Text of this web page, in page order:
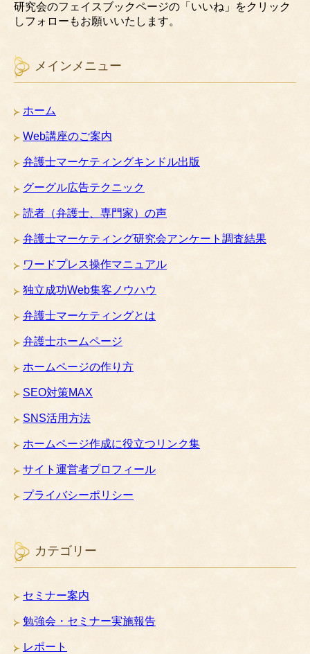
研究会のフェイスブックページの「いいね」をクリック
しフォローもお願いいたします。
メインメニュー
ホーム
Web講座のご案内
弁護士マーケティングキンドル出版
グーグル広告テクニック
読者（弁護士、専門家）の声
弁護士マーケティング研究会アンケート調査結果
ワードプレス操作マニュアル
独立成功Web集客ノウハウ
弁護士マーケティングとは
弁護士ホームページ
ホームページの作り方
SEO対策MAX
SNS活用方法
ホームページ作成に役立つリンク集
サイト運営者プロフィール
プライバシーポリシー
カテゴリー
セミナー案内
勉強会・セミナー実施報告
レポート